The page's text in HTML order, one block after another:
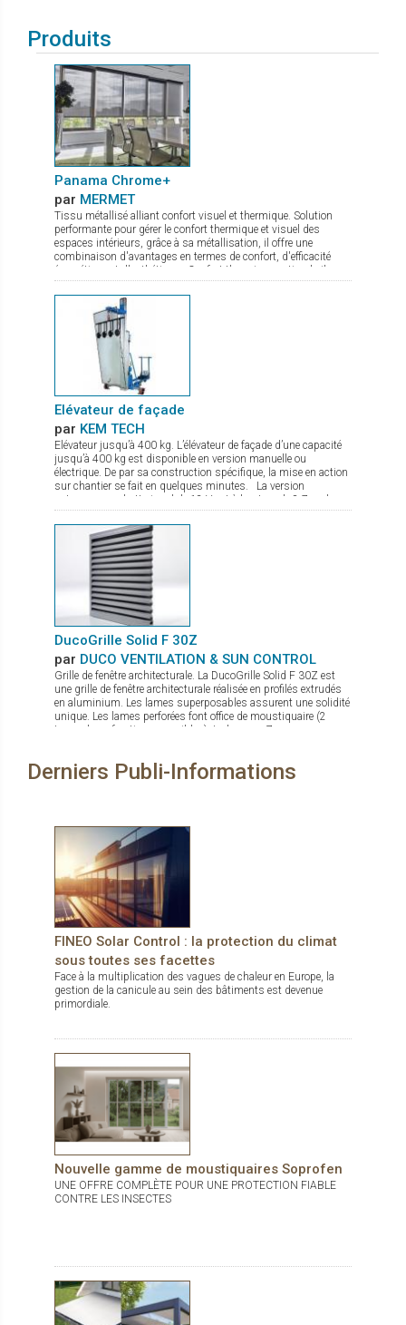
Produits
Panama Chrome+
par MERMET
Tissu métallisé alliant confort visuel et thermique. Solution
performante pour gérer le confort thermique et visuel des
espaces intérieurs, grâce à sa métallisation, il offre une
combinaison d'avantages en termes de confort, d'efficacité
énergétique et d'esthétique : Confort thermique optimal : il
réfléchit jusqu'à 80 % de l'énergie solaire. Maîtrise de
l'éblouissement : quel que soit le coloris choisi, il protège les
occupants des effets gênants de la lumière tout en maintenant
un éclairage naturel agréable. Visibilité améliorée : la
métallisation assure une bonne transparence permettant une
vue dégagée vers l'extérieur. Le tissu Panama Chrome+ allie
confort et design à la perfection. Il ne reste plus qu’à choisir
parmi les 5 coloris disponibles en grande largeur de 285 cm !
Elévateur de façade
par KEM TECH
Elévateur jusqu’à 400 kg. L’élévateur de façade d’une capacité
jusqu’à 400 kg est disponible en version manuelle ou
électrique. De par sa construction spécifique, la mise en action
sur chantier se fait en quelques minutes. La version
autonome sur batterie gel de 12 V est à hauteur de 8,7 m, le
treuil de levage commandé par une radio commande est équipé
d’un double frein. Le chassis est à largeur réglable avec pieds
de stabilisation à hauteur réglable. De nombreux accessoires
sont disponibles comme fourche de levage, potence avec
crochet.
DucoGrille Solid F 30Z
par DUCO VENTILATION & SUN CONTROL
Grille de fenêtre architecturale. La DucoGrille Solid F 30Z est
une grille de fenêtre architecturale réalisée en profilés extrudés
en aluminium. Les lames superposables assurent une solidité
unique. Les lames perforées font office de moustiquaire (2
types de perforations possibles). La lame en Z procure un
Derniers Publi-Informations
FINEO Solar Control : la protection du climat
sous toutes ses facettes
Face à la multiplication des vagues de chaleur en Europe, la
gestion de la canicule au sein des bâtiments est devenue
primordiale.
Nouvelle gamme de moustiquaires Soprofen
UNE OFFRE COMPLÈTE POUR UNE PROTECTION FIABLE
CONTRE LES INSECTES